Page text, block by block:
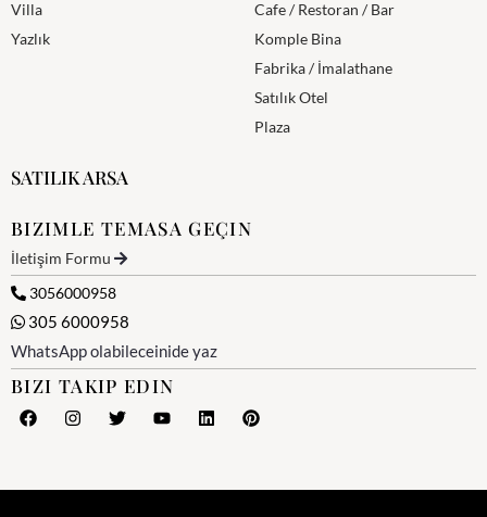
Villa
Yazlık
Cafe / Restoran / Bar
Komple Bina
Fabrika / İmalathane
Satılık Otel
Plaza
SATILIK ARSA
BIZIMLE TEMASA GEÇIN
İletişim Formu
3056000958
305 6000958
WhatsApp olabileceinide yaz
BIZI TAKIP EDIN